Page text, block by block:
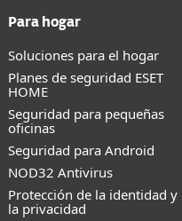
Para hogar
Soluciones para el hogar
Planes de seguridad ESET
HOME
Seguridad para pequeñas
oficinas
Seguridad para Android
NOD32 Antivirus
Protección de la identidad y
la privacidad